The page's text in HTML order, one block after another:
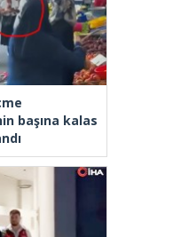
başına kalas